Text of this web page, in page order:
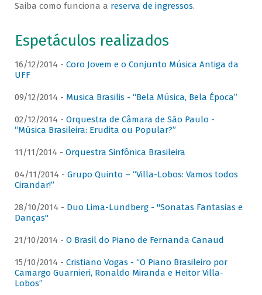
Saiba como funciona a reserva de ingressos.
Espetáculos realizados
16/12/2014 - Coro Jovem e o Conjunto Música Antiga da
UFF
09/12/2014 - Musica Brasilis - “Bela Música, Bela Época”
02/12/2014 - Orquestra de Câmara de São Paulo -
“Música Brasileira: Erudita ou Popular?”
11/11/2014 - Orquestra Sinfônica Brasileira
04/11/2014 - Grupo Quinto – “Villa-Lobos: Vamos todos
Cirandar!”
28/10/2014 - Duo Lima-Lundberg - "Sonatas Fantasias e
Danças"
21/10/2014 - O Brasil do Piano de Fernanda Canaud
15/10/2014 - Cristiano Vogas - “O Piano Brasileiro por
Camargo Guarnieri, Ronaldo Miranda e Heitor Villa-
Lobos”